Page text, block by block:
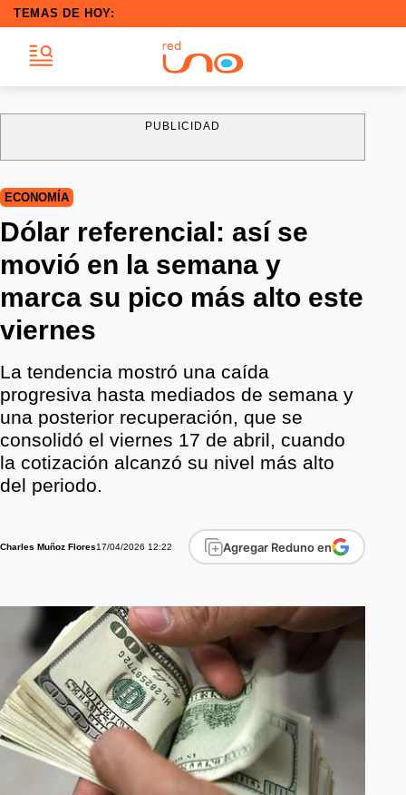
TEMAS DE HOY:
PUBLICIDAD
ECONOMÍA
Dólar referencial: así se
movió en la semana y
marca su pico más alto este
viernes
La tendencia mostró una caída
progresiva hasta mediados de semana y
una posterior recuperación, que se
consolidó el viernes 17 de abril, cuando
la cotización alcanzó su nivel más alto
del periodo.
Charles Muñoz Flores17/04/2026 12:22 Agregar Reduno en